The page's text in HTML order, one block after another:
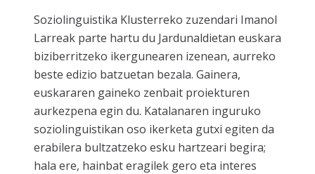
Soziolinguistika Klusterreko zuzendari Imanol
Larreak parte hartu du Jardunaldietan euskara
biziberritzeko ikergunearen izenean, aurreko
beste edizio batzuetan bezala. Gainera,
euskararen gaineko zenbait proiekturen
aurkezpena egin du. Katalanaren inguruko
soziolinguistikan oso ikerketa gutxi egiten da
erabilera bultzatzeko esku hartzeari begira;
hala ere, hainbat eragilek gero eta interes